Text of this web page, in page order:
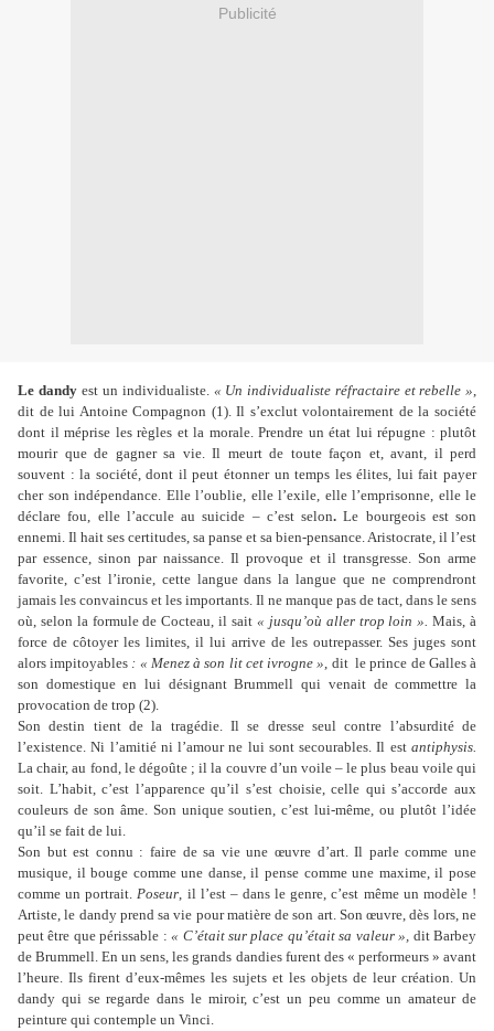
Publicité
Le dandy est un individualiste. « Un individualiste réfractaire et rebelle »,
dit de lui Antoine Compagnon (1). Il s’exclut volontairement de la société
dont il méprise les règles et la morale. Prendre un état lui répugne : plutôt
mourir que de gagner sa vie. Il meurt de toute façon et, avant, il perd
souvent : la société, dont il peut étonner un temps les élites, lui fait payer
cher son indépendance. Elle l’oublie, elle l’exile, elle l’emprisonne, elle le
déclare fou, elle l’accule au suicide – c’est selon. Le bourgeois est son
ennemi. Il hait ses certitudes, sa panse et sa bien-pensance. Aristocrate, il l’est
par essence, sinon par naissance. Il provoque et il transgresse. Son arme
favorite, c’est l’ironie, cette langue dans la langue que ne comprendront
jamais les convaincus et les importants. Il ne manque pas de tact, dans le sens
où, selon la formule de Cocteau, il sait « jusqu’où aller trop loin ». Mais, à
force de côtoyer les limites, il lui arrive de les outrepasser. Ses juges sont
alors impitoyables : « Menez à son lit cet ivrogne », dit le prince de Galles à
son domestique en lui désignant Brummell qui venait de commettre la
provocation de trop (2).
Son destin tient de la tragédie. Il se dresse seul contre l’absurdité de
l’existence. Ni l’amitié ni l’amour ne lui sont secourables. Il est antiphysis.
La chair, au fond, le dégoûte ; il la couvre d’un voile – le plus beau voile qui
soit. L’habit, c’est l’apparence qu’il s’est choisie, celle qui s’accorde aux
couleurs de son âme. Son unique soutien, c’est lui-même, ou plutôt l’idée
qu’il se fait de lui.
Son but est connu : faire de sa vie une œuvre d’art. Il parle comme une
musique, il bouge comme une danse, il pense comme une maxime, il pose
comme un portrait.Poseur, il l’est – dans le genre, c’est même un modèle !
Artiste, le dandy prend sa vie pour matière de son art. Son œuvre, dès lors, ne
peut être que périssable :« C’était sur place qu’était sa valeur », dit Barbey
de Brummell. En un sens, les grands dandies furent des « performeurs » avant
l’heure. Ils firent d’eux-mêmes les sujets et les objets de leur création. Un
dandy qui se regarde dans le miroir, c’est un peu comme un amateur de
peinture qui contemple un Vinci.